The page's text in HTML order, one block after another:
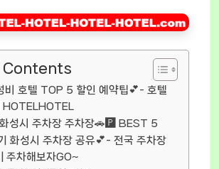
비 호텔 TOP 5 할인 예약팁💕- 호텔
HOTELHOTEL
성시 주차장 주차장🚗🅿️ BEST 5
화성시 주차장 공유💕- 전국 주차장
차해보자GO~